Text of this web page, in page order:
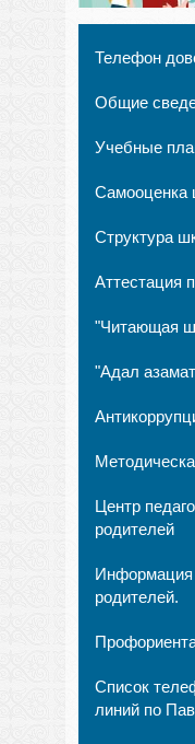
Телефон
Общие
Учебные
Самооценка
Структура
Аттестация
"Читающая
"Адал
Центр
родителей
Информация
родителей.
Список
линий по